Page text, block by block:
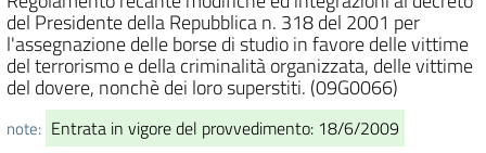
del Presidente della Repubblica n. 318 del 2001 per
l'assegnazione delle borse di studio in favore delle vittime
del terrorismo e della criminalità organizzata, delle vittime
del dovere, nonchè dei loro superstiti. (09G0066)
note: Entrata in vigore del provvedimento: 18/6/2009